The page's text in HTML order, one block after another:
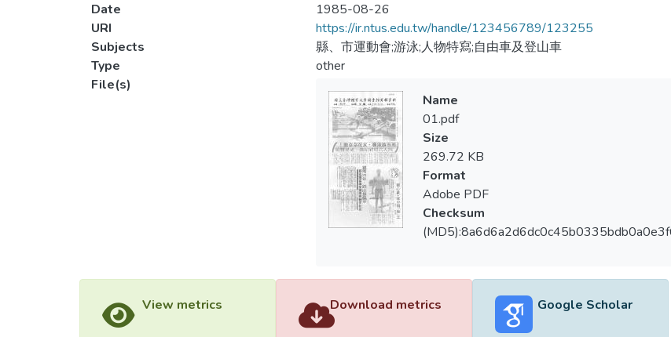
Date
1985-08-26
URI
https://ir.ntus.edu.tw/handle/123456789/123255
Subjects
縣、市運動會;游泳;人物特寫;自由車及登山車
Type
other
File(s)
Name
01.pdf
Size
269.72 KB
Format
Adobe PDF
Checksum
View metrics Download metrics Google Scholar